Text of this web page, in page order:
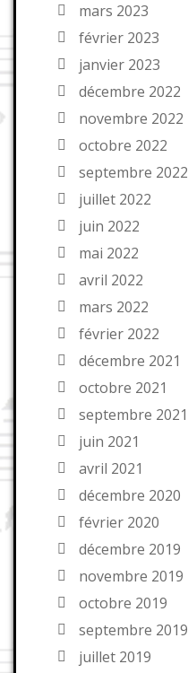
mars 2023
février 2023
janvier 2023
décembre 2022
novembre 2022
octobre 2022
septembre 2022
juillet 2022
juin 2022
mai 2022
avril 2022
mars 2022
février 2022
décembre 2021
octobre 2021
septembre 2021
juin 2021
avril 2021
décembre 2020
février 2020
décembre 2019
novembre 2019
octobre 2019
septembre 2019
juillet 2019